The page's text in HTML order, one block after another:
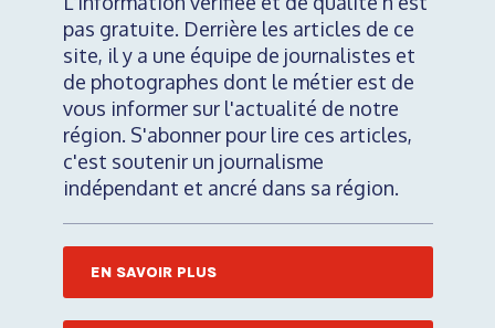
pas gratuite. Derrière les articles de ce
site, il y a une équipe de journalistes et
de photographes dont le métier est de
vous informer sur l'actualité de notre
région. S'abonner pour lire ces articles,
c'est soutenir un journalisme
indépendant et ancré dans sa région.
EN SAVOIR PLUS